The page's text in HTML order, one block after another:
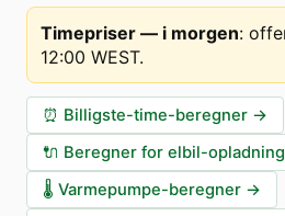
Timepriser — i morgen:
12:00 WEST.
⏰ Billigste-time-beregner →
🔌 Beregner for elbil-opladning
🌡️ Varmepumpe-beregner →